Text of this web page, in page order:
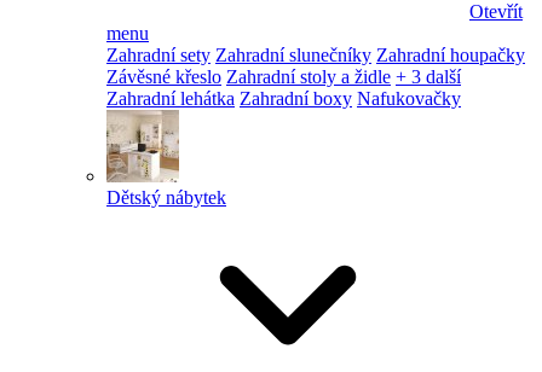
Otevřít
menu
Zahradní sety Zahradní slunečníky Zahradní houpačky
Závěsné křeslo Zahradní stoly a židle + 3 další
Zahradní lehátka Zahradní boxy Nafukovačky
Dětský nábytek